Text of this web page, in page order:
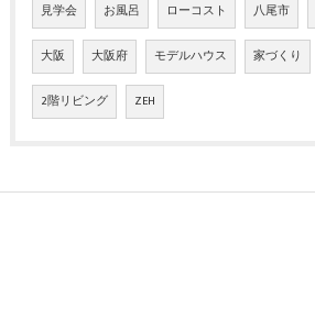
見学会 お風呂 ローコスト 八尾市
大阪 大阪府 モデルハウス 家づくり
2階リビング ZEH